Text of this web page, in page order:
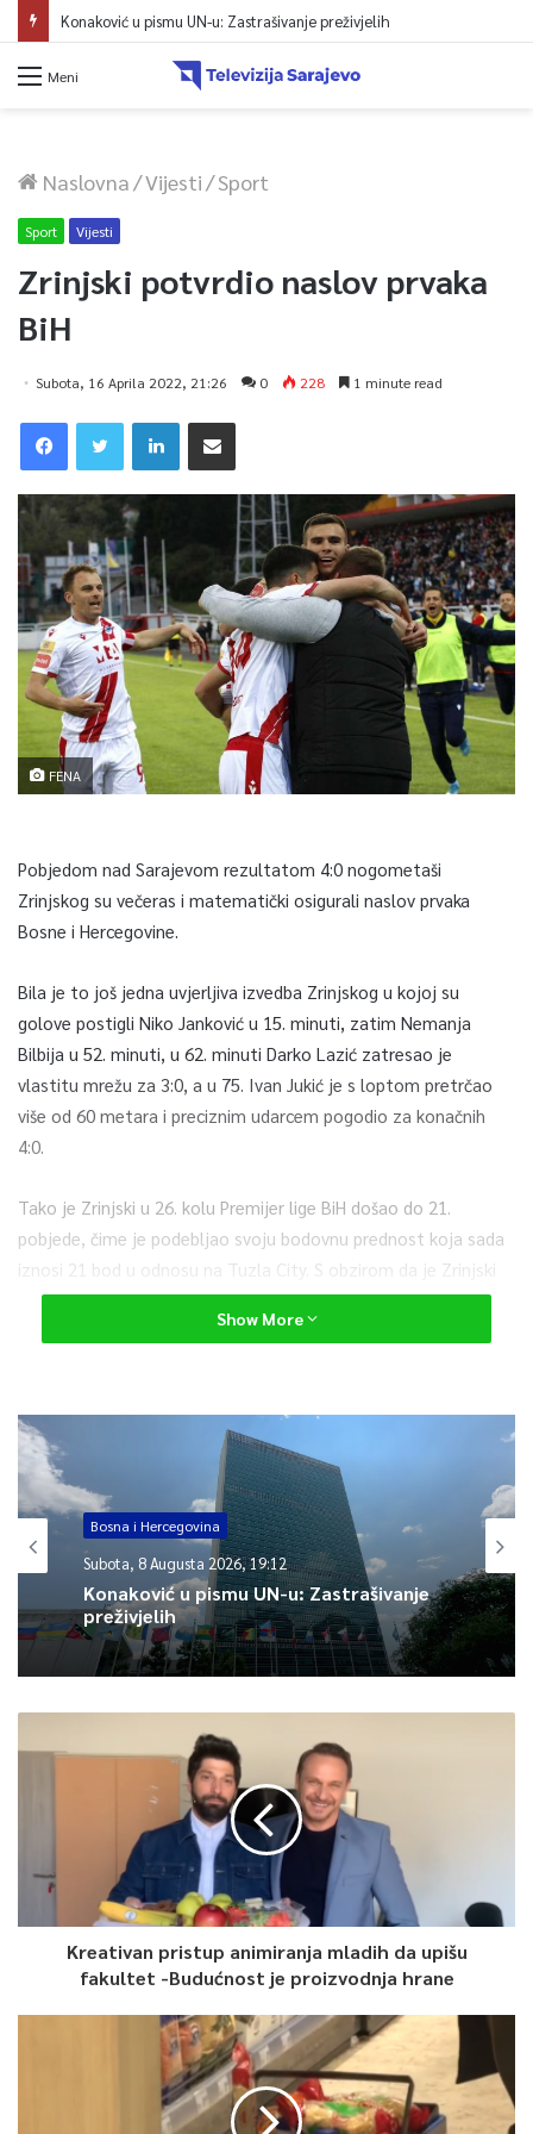
Konaković u pismu UN-u: Zastrašivanje preživjelih
Meni
Naslovna/Vijesti/Sport
Sport Vijesti
Zrinjski potvrdio naslov prvaka
BiH
Subota, 16 Aprila 2022, 21:26 0 228 1 minute read
FENA
Pobjedom nad Sarajevom rezultatom 4:0 nogometaši
Zrinjskog su večeras i matematički osigurali naslov prvaka
Bosne i Hercegovine.
Bila je to još jedna uvjerljiva izvedba Zrinjskog u kojoj su
golove postigli Niko Janković u 15. minuti, zatim Nemanja
Bilbija u 52. minuti, u 62. minuti Darko Lazić zatresao je
vlastitu mrežu za 3:0, a u 75. Ivan Jukić je s loptom pretrčao
više od 60 metara i preciznim udarcem pogodio za konačnih
4:0.
Tako je Zrinjski u 26. kolu Premijer lige BiH došao do 21.
pobjede, čime je podebljao svoju bodovnu prednost koja sada
iznosi 21 bod u odnosu na Tuzla City. S obzirom da je Zrinjski
bolji u međusobnim ogledima ta je prednost nedostižna u
0
Article Rating
Show More
Bosna i Hercegovina
Subota, 8 Augusta 2026, 19:12
Konaković u pismu UN-u: Zastrašivanje
preživjelih
Kreativan pristup animiranja mladih da upišu
fakultet -Budućnost je proizvodnja hrane